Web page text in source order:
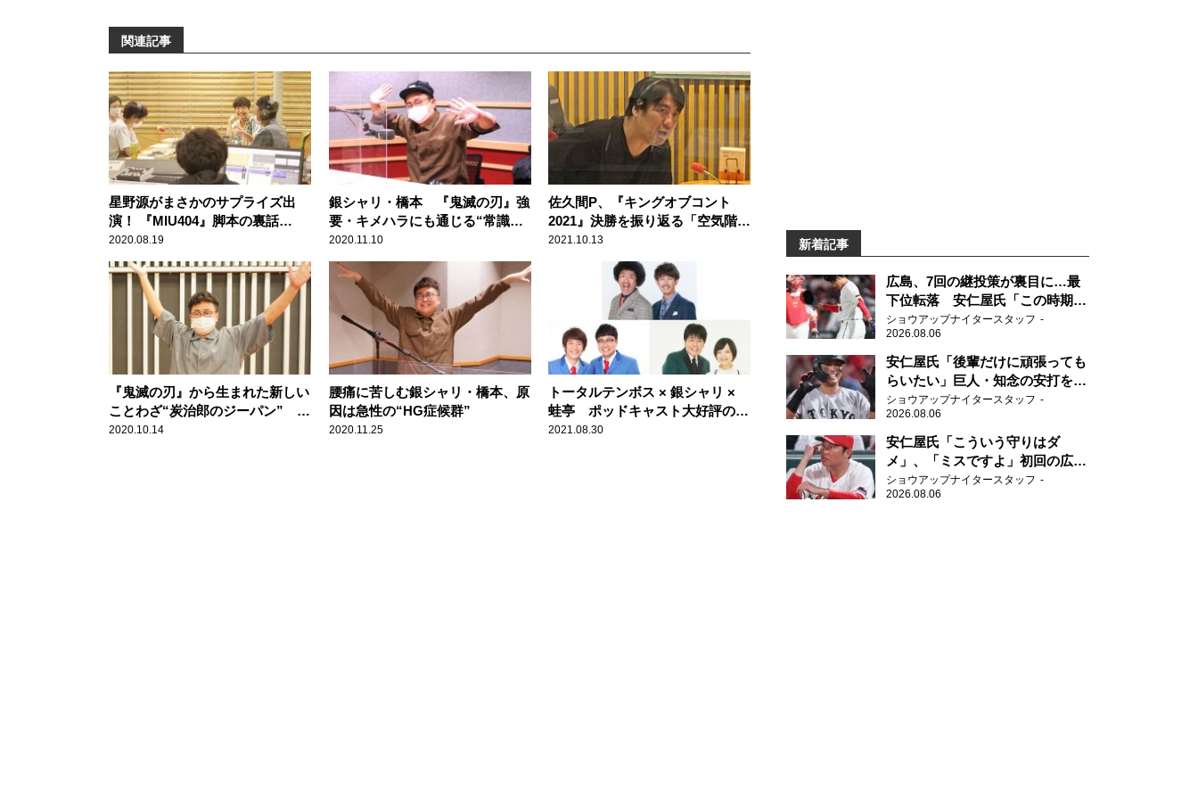
関連記事
星野源がまさかのサプライズ出
演！ 『MIU404』脚本の裏話
に“大の星野ファン”銀シャリ橋本
が歓喜
2020.08.19
銀シャリ・橋本 『鬼滅の刃』強
要・キメハラにも通じる“常識の
押しつけ”に警鐘
2020.11.10
佐久間P、『キングオブコント
2021』決勝を振り返る「空気階段
が図抜けたネタだったなって」
2021.10.13
『鬼滅の刃』から生まれた新しい
ことわざ“炭治郎のジーパン” 銀
シャリ・橋本が提唱
2020.10.14
腰痛に苦しむ銀シャリ・橋本、原
因は急性の“HG症候群”
2020.11.25
トータルテンボス × 銀シャリ ×
蛙亭 ポッドキャスト大好評の3
番組コラボイベント詳細決定
2021.08.30
新着記事
広島、7回の継投策が裏目に…最
下位転落 安仁屋氏「この時期に
来て勉強はない」
ショウアップナイタースタッフ
2026.08.06
安仁屋氏「後輩だけに頑張っても
らいたい」巨人・知念の安打を喜
ぶ
ショウアップナイタースタッフ
2026.08.06
安仁屋氏「こういう守りはダ
メ」、「ミスですよ」初回の広島
の守備に苦言
ショウアップナイタースタッフ
2026.08.06